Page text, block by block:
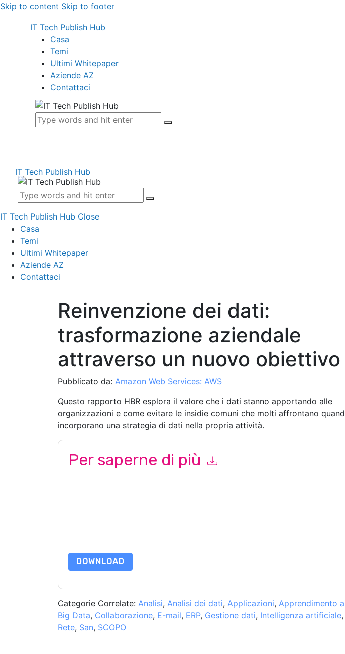
Skip to content Skip to footer
IT Tech Publish Hub
Casa
Temi
Ultimi Whitepaper
Aziende AZ
Contattaci
IT Tech Publish Hub
IT Tech Publish Hub Close
Casa
Temi
Ultimi Whitepaper
Aziende AZ
Contattaci
Reinvenzione dei dati:
trasformazione aziendale
attraverso un nuovo obiettivo
Pubblicato da: Amazon Web Services: AWS
Questo rapporto HBR esplora il valore che i dati stanno apportando alle
organizzazioni e come evitare le insidie ​​comuni che molti affrontano
incorporano una strategia di dati nella propria attività.
Per saperne di più
DOWNLOAD
Categorie Correlate: Analisi, Analisi dei dati, Applicazioni, Apprendimento
Big Data, Collaborazione, E-mail, ERP, Gestione dati, Intelligenza artificiale,
Rete, San, SCOPO